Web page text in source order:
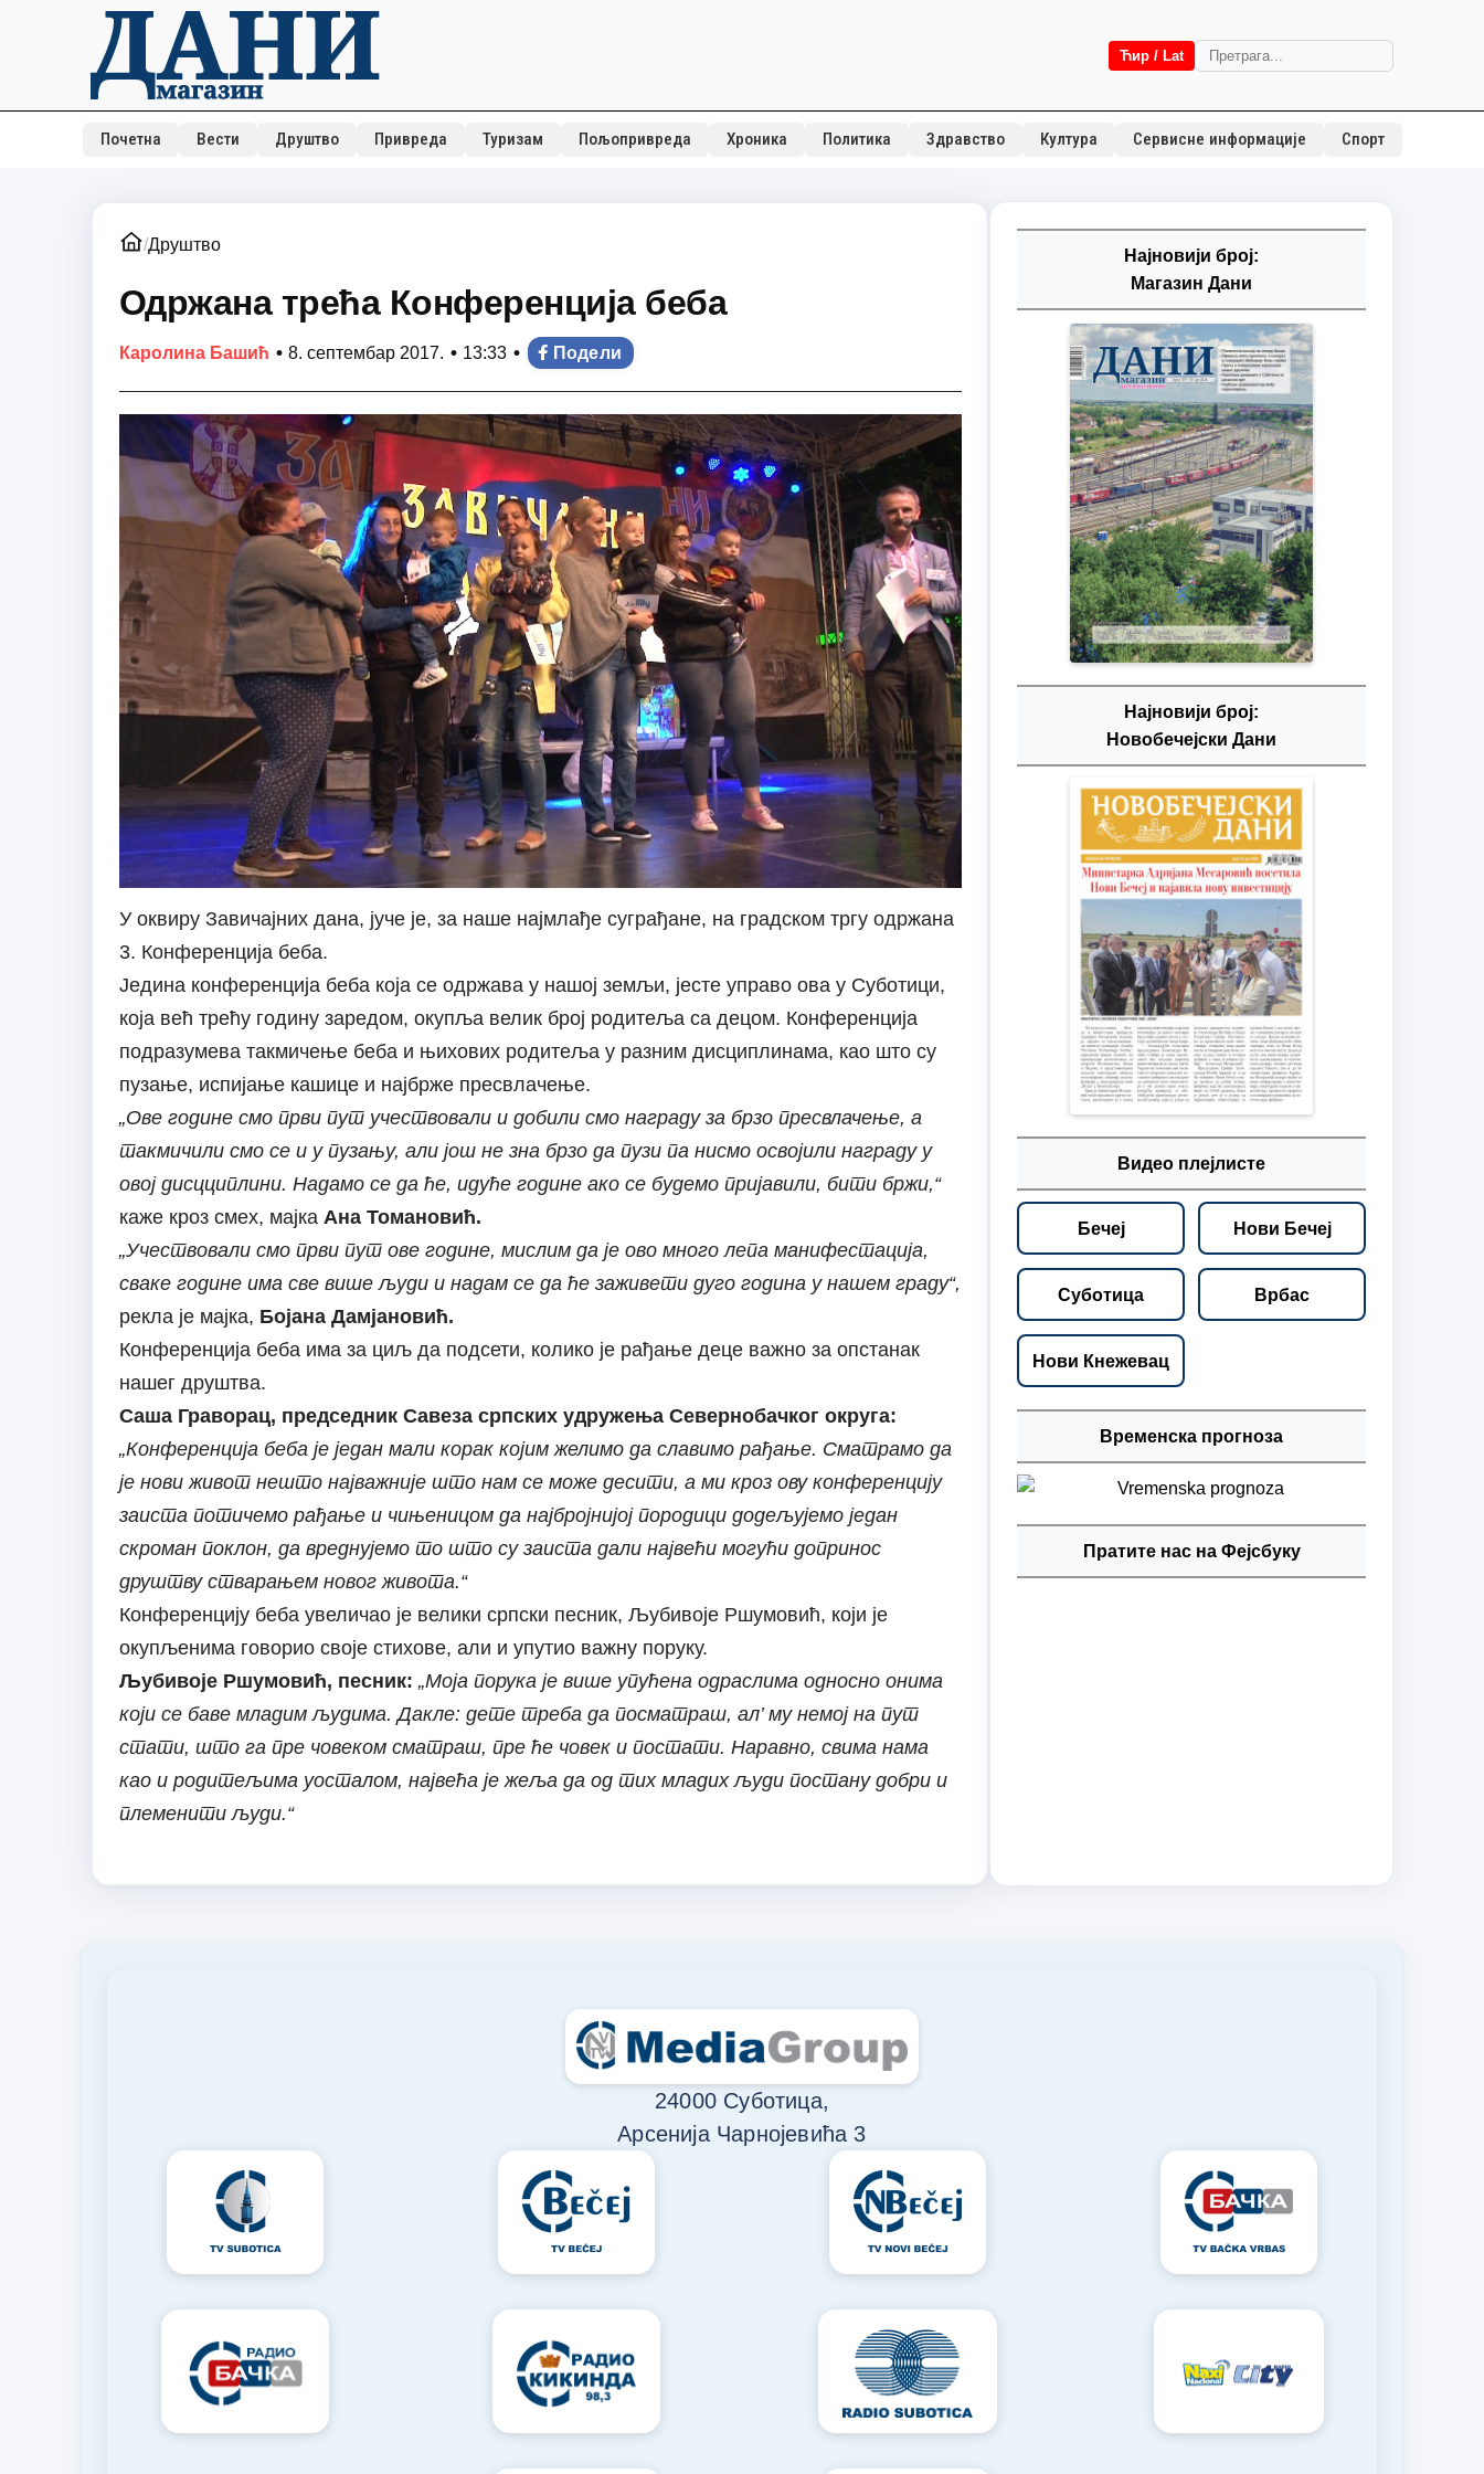
Ћир / Lat
Почетна Вести Друштво Привреда Туризам Пољопривреда Хроника Политика Здравство Култура Сервисне информације Спорт
/Друштво
Одржана трећа Конференција беба
Каролина Башић • 8. септембар 2017. • 13:33 • Подели
У оквиру Завичајних дана, јуче је, за наше најмлађе суграђане, на градском тргу одржана
3. Конференција беба.
Једина конференција беба која се одржава у нашој земљи, јесте управо ова у Суботици,
која већ трећу годину заредом, окупља велик број родитеља са децом. Конференција
подразумева такмичење беба и њихових родитеља у разним дисциплинама, као што су
пузање, испијање кашице и најбрже пресвлачење.
„Ове године смо први пут учествовали и добили смо награду за брзо пресвлачење, а
такмичили смо се и у пузању, али још не зна брзо да пузи па нисмо освојили награду у
овој дисцциплини. Надамо се да ће, идуће године ако се будемо пријавили, бити бржи,“
каже кроз смех, мајка Ана Томановић.
„Учествовали смо први пут ове године, мислим да је ово много лепа манифестација,
сваке године има све више људи и надам се да ће заживети дуго година у нашем граду“,
рекла је мајка, Бојана Дамјановић.
Конференција беба има за циљ да подсети, колико је рађање деце важно за опстанак
нашег друштва.
Саша Граворац, председник Савеза српских удружења Севернобачког округа:
„Конференција беба је један мали корак којим желимо да славимо рађање. Сматрамо да
је нови живот нешто најважније што нам се може десити, а ми кроз ову конференцију
заиста потичемо рађање и чињеницом да најбројнијој породици додељујемо један
скроман поклон, да вреднујемо то што су заиста дали највећи могући допринос
друштву стварањем новог живота.“
Конференцију беба увеличао је велики српски песник, Љубивоје Ршумовић, који је
окупљенима говорио своје стихове, али и упутио важну поруку.
Љубивоје Ршумовић, песник: „Моја порука је више упућена одраслима односно онима
који се баве младим људима. Дакле: дете треба да посматраш, ал’ му немој на пут
стати, што га пре човеком сматраш, пре ће човек и постати. Наравно, свима нама
као и родитељима уосталом, највећа је жеља да од тих младих људи постану добри и
племенити људи.“
Најновији број:
Магазин Дани
Најновији број:
Новобечејски Дани
Видео плејлисте
Бечеј Нови Бечеј
Суботица Врбас
Нови Кнежевац
Временска прогноза
Пратите нас на Фејсбуку
24000 Суботица,
Арсенија Чарнојевића 3